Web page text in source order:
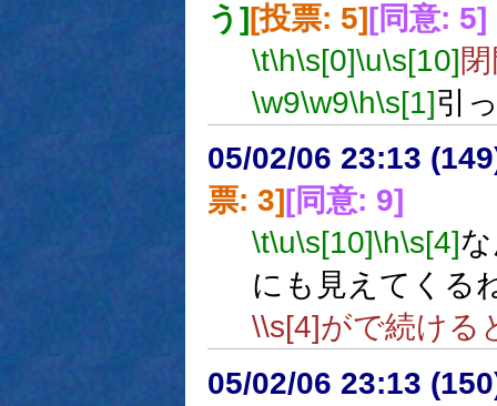
う][投票: 5][同意: 5]
\t\h\s[0]\u\s[10]
\w9\w9\h\s[1]引
05/02/06 23:13
票: 3] [同意: 9]
\t\u\s[10]\h\s[4]
にも見えてくる
\\s[4]がで続ける
05/02/06 23:13